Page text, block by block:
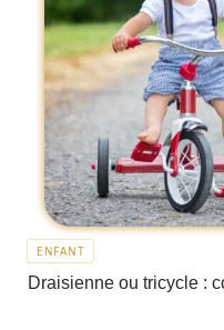
ENFANT
Draisienne ou tricycle :